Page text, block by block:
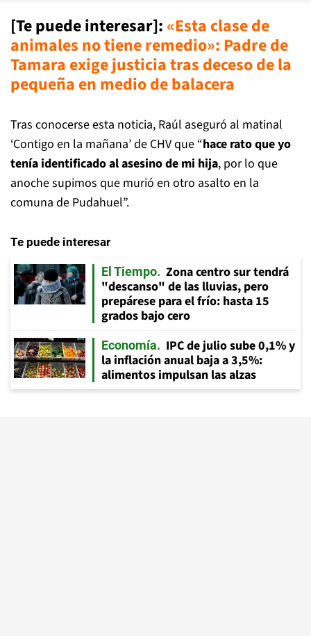
[Te puede interesar]: «Esta clase de
animales no tiene remedio»: Padre de
Tamara exige justicia tras deceso de la
pequeña en medio de balacera
Tras conocerse esta noticia, Raúl aseguró al matinal
‘Contigo en la mañana’ de CHV que “hace rato que yo
tenía identificado al asesino de mi hija, por lo que
anoche supimos que murió en otro asalto en la
comuna de Pudahuel”.
Te puede interesar
El Tiempo
Zona centro sur tendrá
"descanso" de las lluvias, pero
prepárese para el frío: hasta 15
grados bajo cero
Economía
IPC de julio sube 0,1% y
la inflación anual baja a 3,5%:
alimentos impulsan las alzas